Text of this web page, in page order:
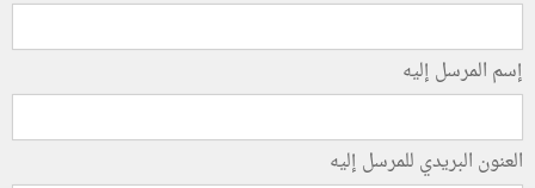
إسم المرسل إليه
العنون البريدي للمرسل إليه